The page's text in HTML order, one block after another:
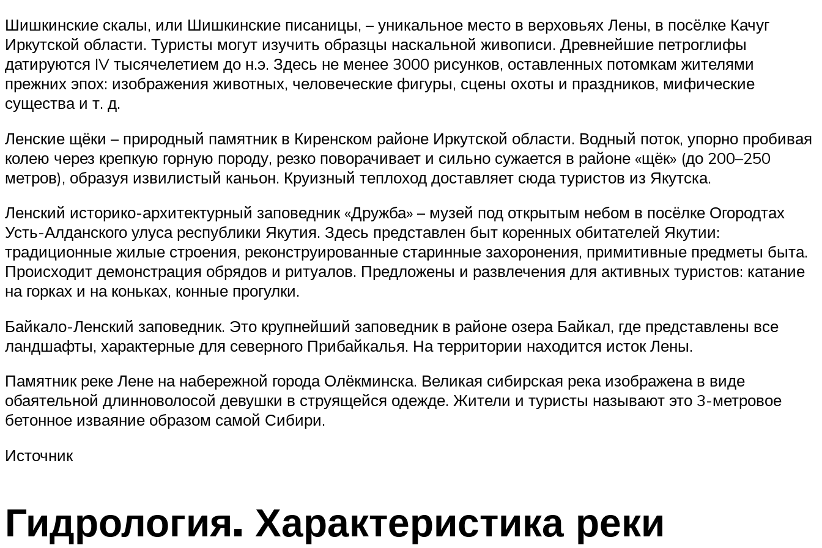
Шишкинские скалы, или Шишкинские писаницы, – уникальное место в верховьях Лены, в посёлке Качуг
Иркутской области. Туристы могут изучить образцы наскальной живописи. Древнейшие петроглифы
датируются IV тысячелетием до н.э. Здесь не менее 3000 рисунков, оставленных потомкам жителями
прежних эпох: изображения животных, человеческие фигуры, сцены охоты и праздников, мифические
существа и т. д.
Ленские щёки – природный памятник в Киренском районе Иркутской области. Водный поток, упорно пробивая
колею через крепкую горную породу, резко поворачивает и сильно сужается в районе «щёк» (до 200–250
метров), образуя извилистый каньон. Круизный теплоход доставляет сюда туристов из Якутска.
Ленский историко-архитектурный заповедник «Дружба» – музей под открытым небом в посёлке Огородтах
Усть-Алданского улуса республики Якутия. Здесь представлен быт коренных обитателей Якутии:
традиционные жилые строения, реконструированные старинные захоронения, примитивные предметы быта.
Происходит демонстрация обрядов и ритуалов. Предложены и развлечения для активных туристов: катание
на горках и на коньках, конные прогулки.
Байкало-Ленский заповедник. Это крупнейший заповедник в районе озера Байкал, где представлены все
ландшафты, характерные для северного Прибайкалья. На территории находится исток Лены.
Памятник реке Лене на набережной города Олёкминска. Великая сибирская река изображена в виде
обаятельной длинноволосой девушки в струящейся одежде. Жители и туристы называют это 3-метровое
бетонное изваяние образом самой Сибири.
Источник
Гидрология. Характеристика реки